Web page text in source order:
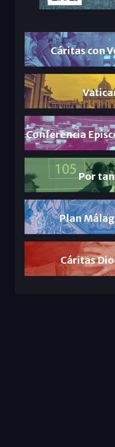
Cáritas con
Conferencia
Por
Plan
Cáritas